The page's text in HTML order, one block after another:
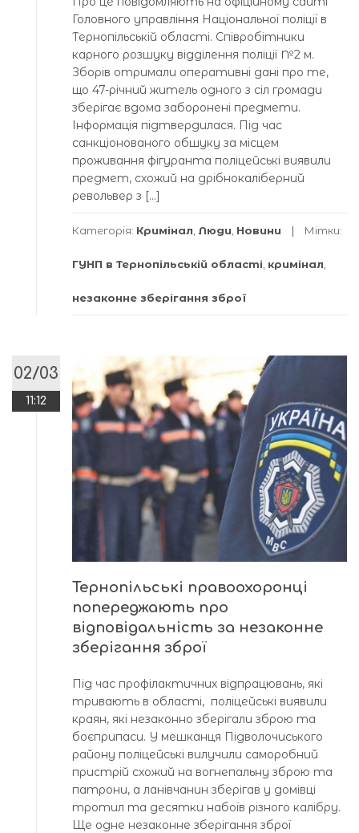
Головного управління Національної поліції в
Тернопільській області. Співробітники
карного розшуку відділення поліції №2 м.
Зборів отримали оперативні дані про те,
що 47-річний житель одного з сіл громади
зберігає вдома заборонені предмети.
Інформація підтвердилася. Під час
санкціонованого обшуку за місцем
проживання фігуранта поліцейські виявили
предмет, схожий на дрібнокаліберний
револьвер з […]
Категорія: Кримінал Люди Новини Мітки:
ГУНП в Тернопільській області кримінал
незаконне зберігання зброї
02/03
11:12
Тернопільські правоохоронці
попереджають про
відповідальність за незаконне
зберігання зброї
Під час профілактичних відпрацювань, які
тривають в області, поліцейські виявили
краян, які незаконно зберігали зброю та
боєприпаси. У мешканця Підволочиського
району поліцейські вилучили саморобний
пристрій схожий на вогнепальну зброю та
патрони, а ланівчанин зберігав у домівці
тротил та десятки набоїв різного калібру.
Ще одне незаконне зберігання зброї